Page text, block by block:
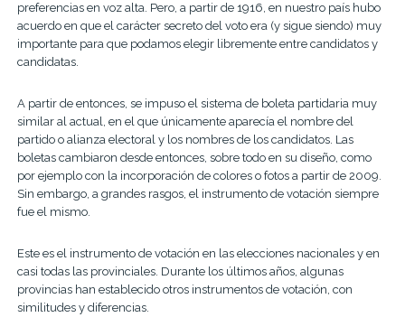
preferencias en voz alta. Pero, a partir de 1916, en nuestro país hubo
acuerdo en que el carácter secreto del voto era (y sigue siendo) muy
importante para que podamos elegir libremente entre candidatos y
candidatas.
A partir de entonces, se impuso el sistema de boleta partidaria muy
similar al actual, en el que únicamente aparecía el nombre del
partido o alianza electoral y los nombres de los candidatos. Las
boletas cambiaron desde entonces, sobre todo en su diseño, como
por ejemplo con la incorporación de colores o fotos a partir de 2009.
Sin embargo, a grandes rasgos, el instrumento de votación siempre
fue el mismo.
Este es el instrumento de votación en las elecciones nacionales y en
casi todas las provinciales. Durante los últimos años, algunas
provincias han establecido otros instrumentos de votación, con
similitudes y diferencias.